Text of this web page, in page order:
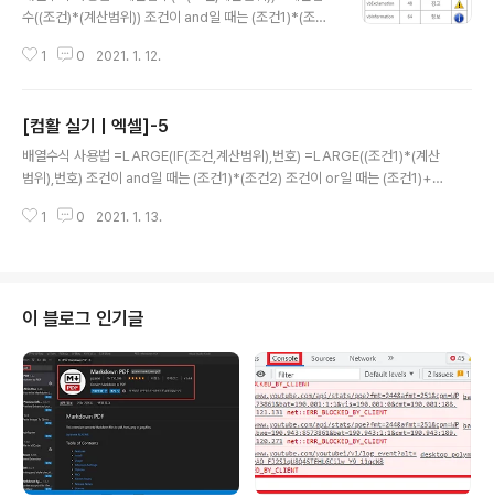
수((조건)*(계산범위)) 조건이 and일 때는 (조건1)*(조건
산 범위를 1로 주면 된다. 피벗테이블에서 면접과 어학의
서식 적용 방법 양수; 음수; 0; 문자열 ex) #,###;-#,##
#;"영";"연습" Msgbox - 메시지상자 출력 - 보통 버튼 하
나 있을 때 Msgbox "나올 메시지",단추옵션,"제목" - 보
저장되는 곳 변수=Msgbox("나올 메시지",단추옵션,"제
1 0 2021. 1. 12.
[컴활 실기 | 엑셀]-5
배열수식 사용법 =LARGE(IF(조건,계산범위),번호) =LARGE((조건1)*(계산
범위),번호) 조건이 and일 때는 (조건1)*(조건2) 조건이 or일 때는 (조건1)+
오늘 날짜와 시간 NOW() NOW 출처 : 유동균 컴퓨터활용능력 인강
1 0 2021. 1. 13.
이 블로그 인기글